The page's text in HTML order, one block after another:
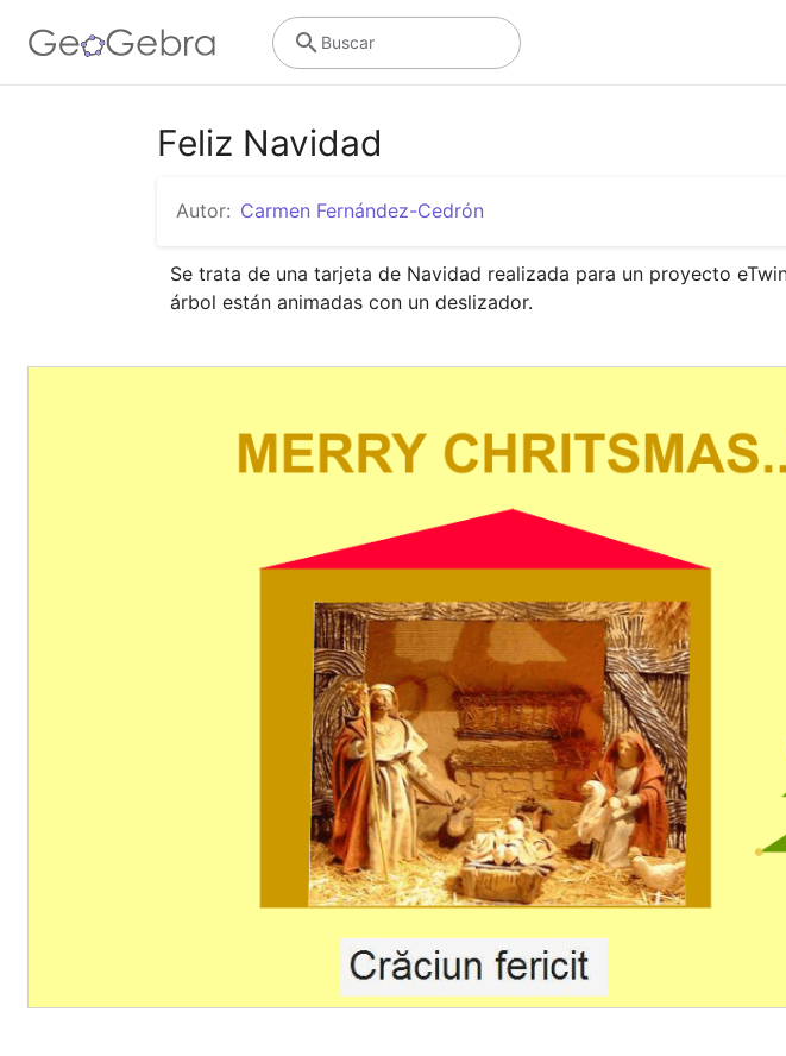
Buscar
Feliz Navidad
Autor: Carmen Fernández-Cedrón
Se trata de una tarjeta de Navidad realizada para un proyecto
árbol están animadas con un deslizador.